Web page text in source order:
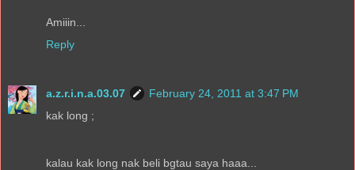
Amiiin...
Reply
a.z.r.i.n.a.03.07
February 24, 2011 at 3:47 PM
kak long ;
kalau kak long nak beli bgtau saya haaa...